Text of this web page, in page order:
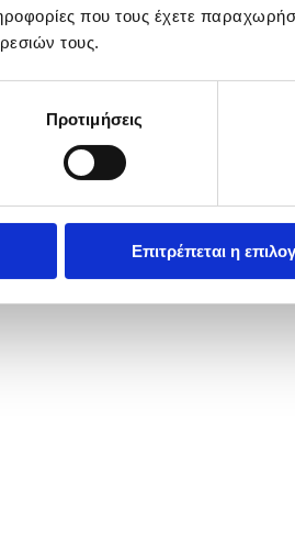
που τους έχετε
τους.
Προτιμήσεις
Επιτρέπεται η